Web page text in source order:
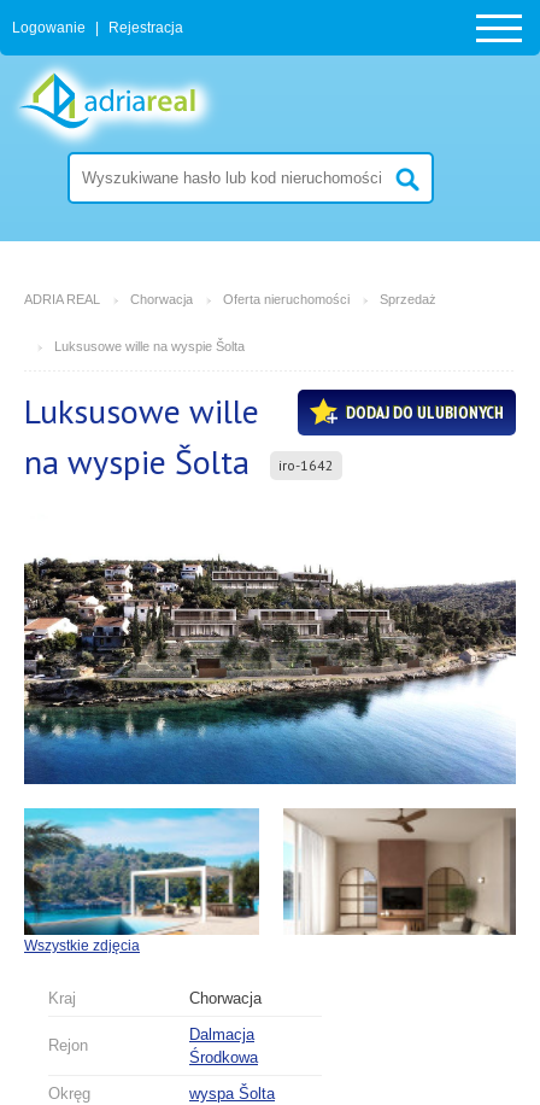
Logowanie Rejestracja
ADRIA REAL Chorwacja Oferta nieruchomości Sprzedaż
Luksusowe wille na wyspie Šolta
DODAJ DO ULUBIONYCH
Luksusowe wille
na wyspie Šolta
iro-1642
Wszystkie zdjęcia
Kraj Chorwacja
Rejon
Dalmacja
Środkowa
Okręg
wyspa Šolta